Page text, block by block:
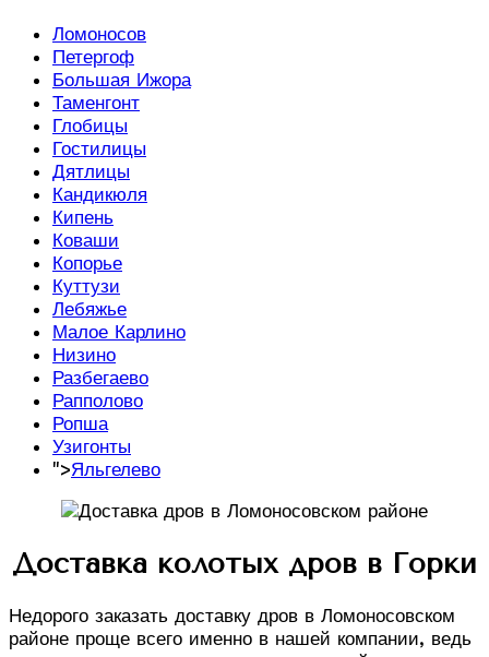
Ломоносов
Петергоф
Большая Ижора
Таменгонт
Глобицы
Гостилицы
Дятлицы
Кандикюля
Кипень
Коваши
Копорье
Куттузи
Лебяжье
Малое Карлино
Низино
Разбегаево
Рапполово
Ропша
Узигонты
">Яльгелево
Доставка колотых дров в Горки
Недорого заказать доставку дров в Ломоносовском
районе проще всего именно в нашей компании, ведь